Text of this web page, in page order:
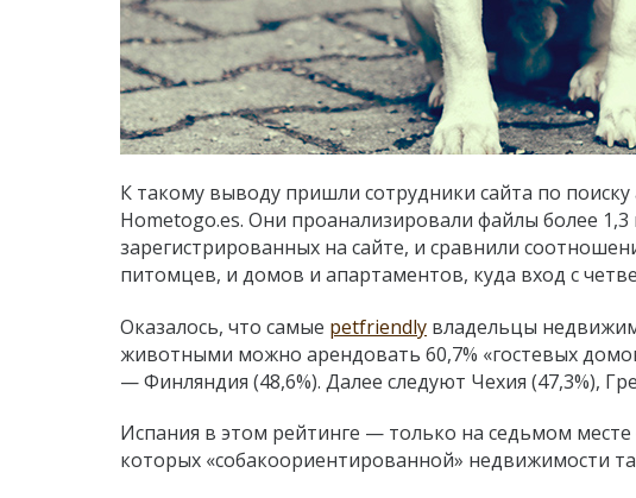
К такому выводу пришли сотрудники сайта по
Hometogo.es. Они проанализировали файлы более
зарегистрированных на сайте, и сравнили
питомцев, и домов и апартаментов, куда вход с
Оказалось, что самые petfriendly владельцы
животными можно арендовать 60,7% «гостевых
—Финляндия (48,6%). Далее следуют Чехия (47,3%),
Испания в этом рейтинге — только на седьмом
которых «собакоориентированной» недвижимости